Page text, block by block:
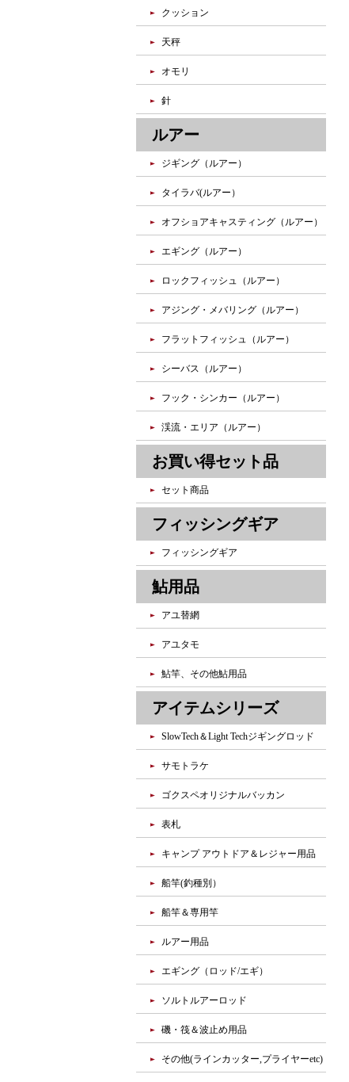
クッション
天秤
オモリ
針
ルアー
ジギング（ルアー）
タイラバ(ルアー）
オフショアキャスティング（ルアー）
エギング（ルアー）
ロックフィッシュ（ルアー）
アジング・メバリング（ルアー）
フラットフィッシュ（ルアー）
シーバス（ルアー）
フック・シンカー（ルアー）
渓流・エリア（ルアー）
お買い得セット品
セット商品
フィッシングギア
フィッシングギア
鮎用品
アユ替網
アユタモ
鮎竿、その他鮎用品
アイテムシリーズ
SlowTech＆Light Techジギングロッド
サモトラケ
ゴクスペオリジナルバッカン
表札
キャンプ アウトドア＆レジャー用品
船竿(釣種別）
船竿＆専用竿
ルアー用品
エギング（ロッド/エギ）
ソルトルアーロッド
磯・筏＆波止め用品
その他(ラインカッター,プライヤーetc)